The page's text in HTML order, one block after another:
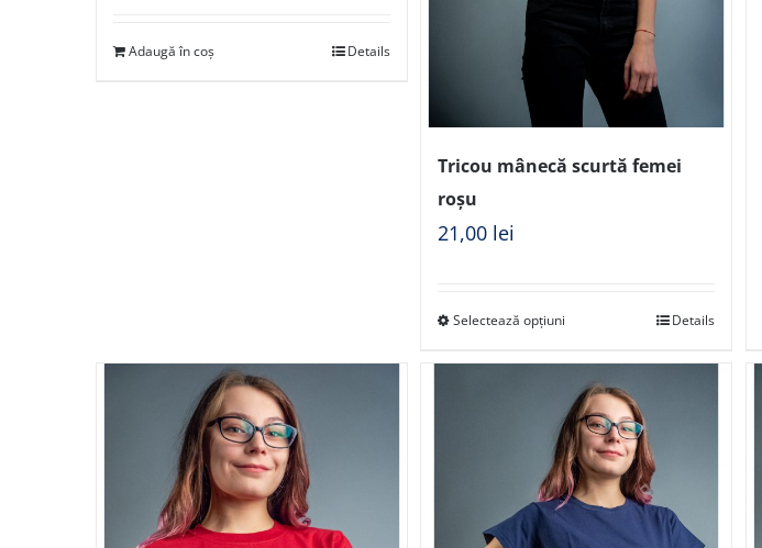
Adaugă în coș Details
Tricou mânecă scurtă femei
roșu
21,00 lei
Selectează opțiuni Details